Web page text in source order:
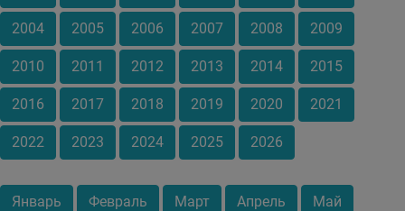
2004 2005 2006 2007 2008 2009
2010 2011 2012 2013 2014 2015
2016 2017 2018 2019 2020 2021
2022 2023 2024 2025 2026
Январь Февраль Март Апрель Май